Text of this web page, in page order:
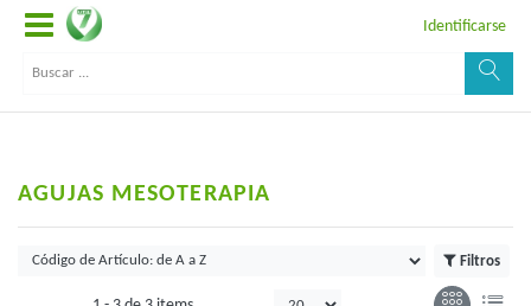
Identificarse
AGUJAS MESOTERAPIA
Filtros